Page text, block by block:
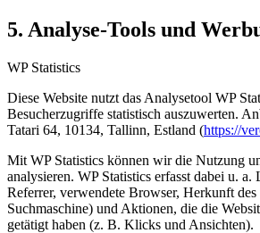
5. Analyse-Tools und
WP Statistics
Diese Website nutzt das Analysetool WP
Besucherzugriffe statistisch auszuwerten.
Tatari 64, 10134, Tallinn, Estland (https://
Mit WP Statistics können wir die Nutzung
analysieren. WP Statistics erfasst dabei u. a.
Referrer, verwendete Browser, Herkunft
Suchmaschine) und Aktionen, die die
getätigt haben (z. B. Klicks und Ansichten).